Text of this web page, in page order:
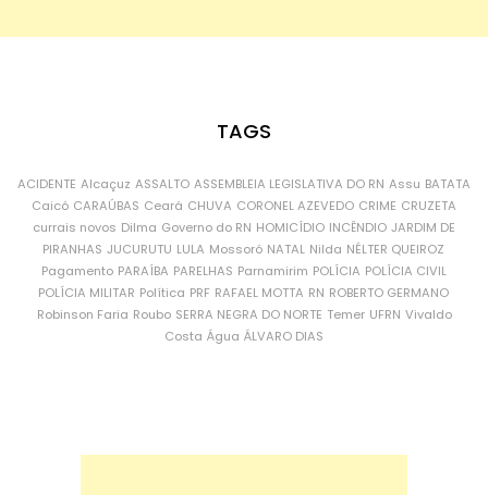
TAGS
ACIDENTE Alcaçuz ASSALTO ASSEMBLEIA LEGISLATIVA DO RN Assu BATATA
Caicó CARAÚBAS Ceará CHUVA CORONEL AZEVEDO CRIME CRUZETA
currais novos Dilma Governo do RN HOMICÍDIO INCÊNDIO JARDIM DE
PIRANHAS JUCURUTU LULA Mossoró NATAL Nilda NÉLTER QUEIROZ
Pagamento PARAÍBA PARELHAS Parnamirim POLÍCIA POLÍCIA CIVIL
POLÍCIA MILITAR Política PRF RAFAEL MOTTA RN ROBERTO GERMANO
Robinson Faria Roubo SERRA NEGRA DO NORTE Temer UFRN Vivaldo
Costa Água ÁLVARO DIAS